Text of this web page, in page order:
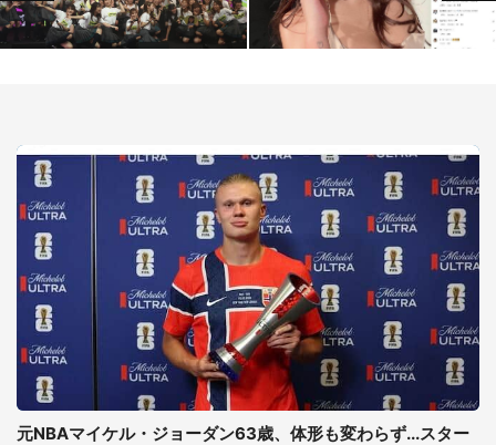
元NBAマイケル・ジョーダン63歳、体形も変わらず...スター